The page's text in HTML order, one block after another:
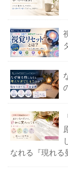
なれる『現れる